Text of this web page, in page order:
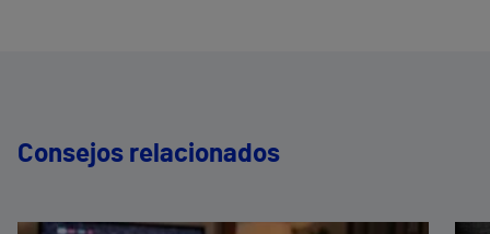
Consejos relacionados